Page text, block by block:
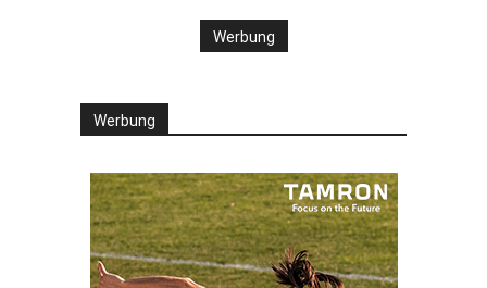
Werbung
Werbung